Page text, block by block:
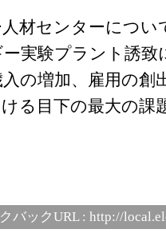
人材センターにつ
実験プラント誘致
の増加、雇用の創
る目下の最大の課
バックURL : http://